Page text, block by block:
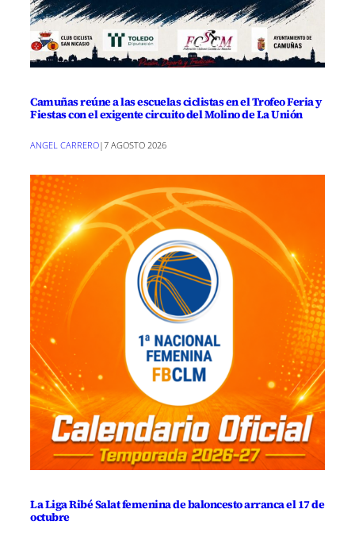
Camuñas reúne a las escuelas ciclistas en el Trofeo Feria y
Fiestas con el exigente circuito del Molino de La Unión
ANGEL CARRERO|7 AGOSTO 2026
La Liga Ribé Salat femenina de baloncesto arranca el 17 de
octubre